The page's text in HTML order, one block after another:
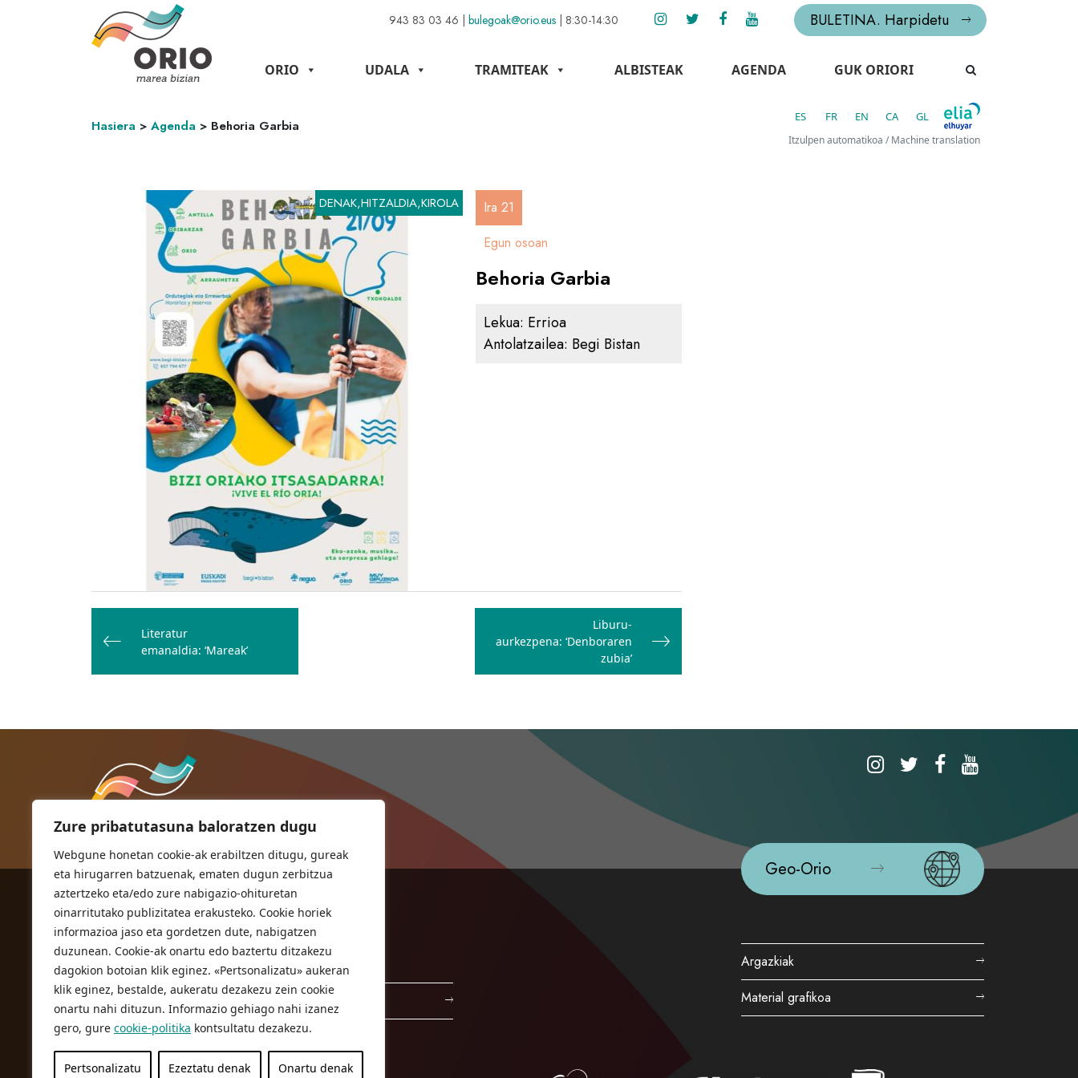
Zure pribatutasuna baloratzen dugu
Webgune honetan cookie-ak erabiltzen ditugu, gureak
eta hirugarren batzuenak, ematen dugun zerbitzua
aztertzeko eta/edo zure nabigazio-ohituretan
oinarritutako publizitatea erakusteko. Cookie horiek
informazioa jaso eta gordetzen dute, nabigatzen
duzunean. Cookie-ak onartu edo baztertu ditzakezu
dagokion botoian klik eginez. «Pertsonalizatu» aukeran
klik eginez, bestalde, aukeratu dezakezu zein cookie
onartu nahi dituzun. Informazio gehiago nahi izanez
gero, gure cookie-politika kontsultatu dezakezu.
Pertsonalizatu Ezeztatu denak Onartu denak
943 83 03 46 | bulegoak@orio.eus | 8:30-14:30 BULETINA. Harpidetu
ORIO UDALA TRAMITEAK ALBISTEAK AGENDA GUK ORIORI
Hasiera > Agenda > Behoria Garbia
ES FR EN CA GL
Itzulpen automatikoa / Machine translation
DENAK,HITZALDIA,KIROLA
Ira 21
Egun osoan
Behoria Garbia
Lekua: Errioa
Antolatzailea: Begi Bistan
Bidalketetan
zehar
nabigatu
Literatur
emanaldia: ‘Mareak’
Liburu-
aurkezpena: ‘Denboraren
zubia’
Geo-Orio
Argazkiak
Material grafikoa
ORIOKO UDALA
Herriko plaza,1
20810 Orio (Gipuzkoa)
T. 943 83 03 46
bulegoak@orio.eus